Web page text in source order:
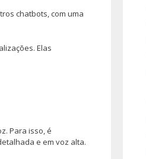
chatbots, com uma
Elas
Para isso, é
e em voz alta.